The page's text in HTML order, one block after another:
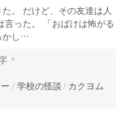
。 だけど、その友達は人
った。 「おばけは怖がる
かし…
学校の怪談
カクヨム